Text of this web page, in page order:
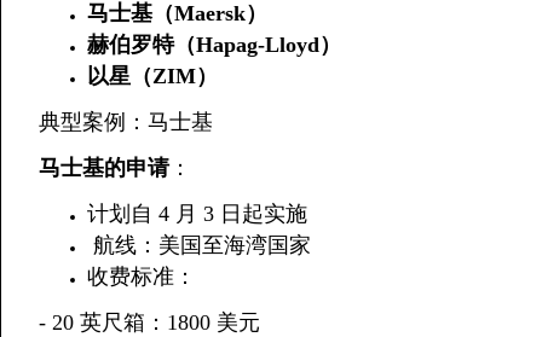
马士基（Maersk）
赫伯罗特（Hapag-Lloyd）
以星（ZIM）
典型案例：马士基
马士基的申请：
计划自 4 月 3 日起实施
️ 航线：美国至海湾国家
收费标准：
- 20 英尺箱：1800 美元